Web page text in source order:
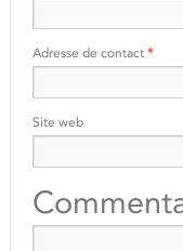
Adresse de contact *
Site web